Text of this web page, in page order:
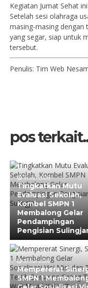
Kegiatan Jumat Sehat
Setelah sesi olahraga
masing-masing dengan
yang segar, siap untuk
tersebut.
Penulis: Tim Web
pos
31 Jul 2026
Tingkatkan Mutu
Evaluasi Sekolah,
Kombel SMPN 1
Membalong Gelar
Pendampingan
Pengisian
31 Jul 2026
Mempererat
SMPN 1